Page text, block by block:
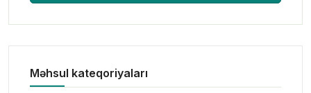
Məhsul kateqoriyaları